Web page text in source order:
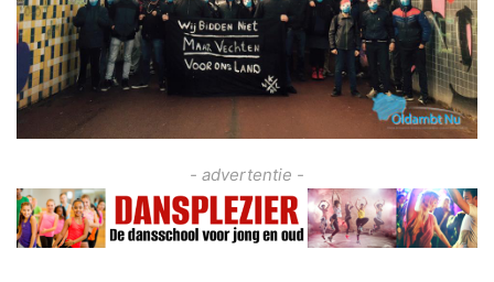
- advertentie -